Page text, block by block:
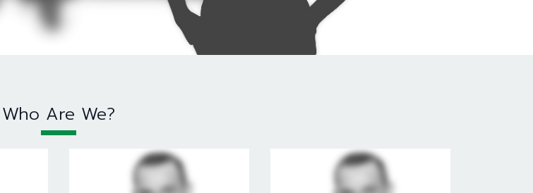
Who Are We?